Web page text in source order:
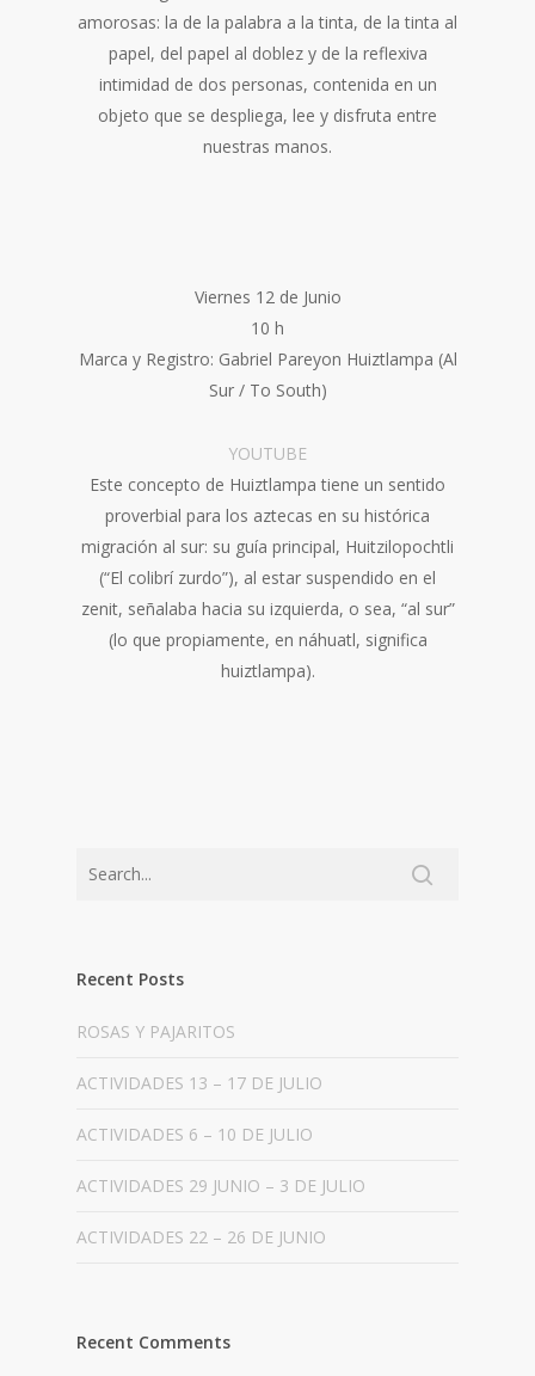
amorosas: la de la palabra a la tinta, de la tinta al
papel, del papel al doblez y de la reflexiva
intimidad de dos personas, contenida en un
objeto que se despliega, lee y disfruta entre
nuestras manos.
Viernes 12 de Junio
10 h
Marca y Registro: Gabriel Pareyon Huiztlampa (Al
Sur / To South)
YOUTUBE
Este concepto de Huiztlampa tiene un sentido
proverbial para los aztecas en su histórica
migración al sur: su guía principal, Huitzilopochtli
(“El colibrí zurdo”), al estar suspendido en el
zenit, señalaba hacia su izquierda, o sea, “al sur”
(lo que propiamente, en náhuatl, significa
huiztlampa).
Recent Posts
ROSAS Y PAJARITOS
ACTIVIDADES 13 – 17 DE JULIO
ACTIVIDADES 6 – 10 DE JULIO
ACTIVIDADES 29 JUNIO – 3 DE JULIO
ACTIVIDADES 22 – 26 DE JUNIO
Recent Comments